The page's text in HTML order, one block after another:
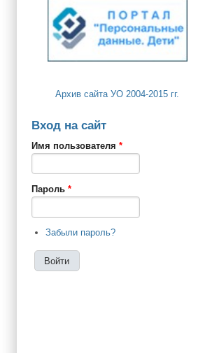
Архив сайта УО 2004-2015 гг.
Вход на сайт
Имя пользователя *
Пароль *
Забыли пароль?